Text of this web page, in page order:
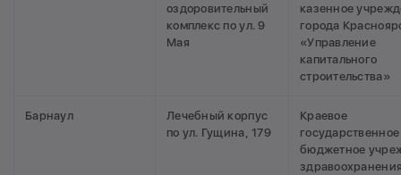
оздоровительный
комплекс по ул. 9
Мая
казенное
города
«Управление
капитального
строительства»
Барнаул
Лечебный корпус
по ул. Гущина, 179
Краевое
государственное
бюджетное